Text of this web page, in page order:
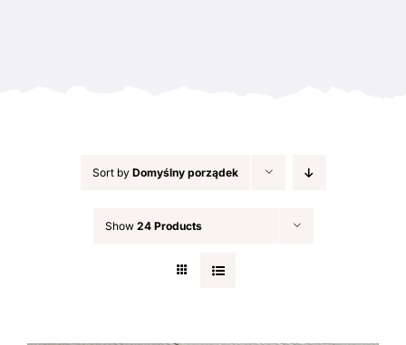
Sort by Domyślny porządek
Show 24 Products